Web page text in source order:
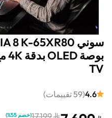
TV
4.6
(
59تقييمات)
17,199
(خصم 55% )